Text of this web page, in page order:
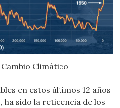
Climático
en estos últimos 12 años
ha sido la reticencia de los